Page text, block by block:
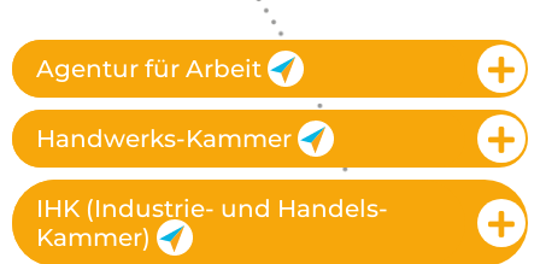
Agentur für Arbeit
Handwerks-Kammer
IHK (Industrie- und Handels-
Kammer)